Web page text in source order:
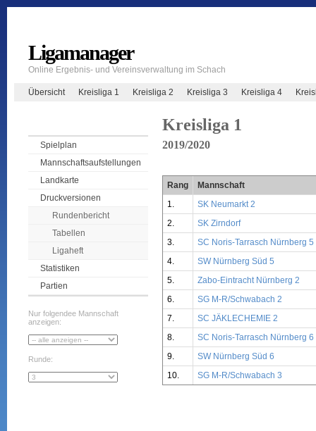
Ligamanager
Online Ergebnis- und Vereinsverwaltung im Schach
Übersicht Kreisliga 1 Kreisliga 2 Kreisliga 3 Kreisliga 4
Spielplan
Mannschaftsaufstellungen
Landkarte
Druckversionen
Rundenbericht
Tabellen
Ligaheft
Statistiken
Partien
Nur folgendee Mannschaft
anzeigen:
Runde:
Kreisliga 1
2019/2020
Rang
Mannschaft
1.
SK Neumarkt 2
2.
SK Zirndorf
3.
SC Noris-Tarrasch Nürnberg 5
4.
SW Nürnberg Süd 5
5.
Zabo-Eintracht Nürnberg 2
6.
SG M-R/Schwabach 2
7.
SC JÄKLECHEMIE 2
8.
SC Noris-Tarrasch Nürnberg 6
9.
SW Nürnberg Süd 6
10.
SG M-R/Schwabach 3